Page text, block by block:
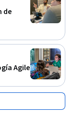
de
Agile